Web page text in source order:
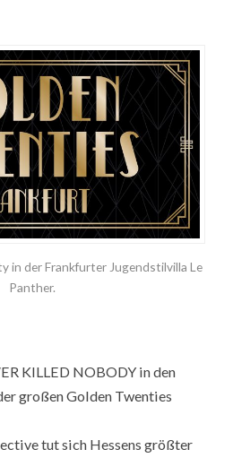
in der Frankfurter Jugendstilvilla Le
Panther.
KILLED NOBODY in den
großen Golden Twenties
tut sich Hessens größter